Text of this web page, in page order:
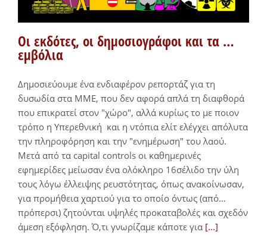
Οι εκδότες, οι δημοσιογράφοι και τα …
εμβόλια
Δημοσιεύουμε ένα ενδιαφέρον ρεπορτάζ για τη
δυσωδία στα ΜΜΕ, που δεν αφορά απλά τη διαφθορά
που επικρατεί στον "χώρο", αλλά κυρίως το με ποιον
τρόπο η Υπερεθνική και η ντόπια ελίτ ελέγχει απόλυτα
την πληροφόρηση και την "ενημέρωση" του λαού.
Μετά από τα capital controls οι καθημερινές
εφημερίδες μείωσαν ένα ολόκληρο 16σέλιδο την ύλη
τους λόγω έλλειψης ρευστότητας, όπως ανακοίνωσαν,
για προμήθεια χαρτιού για το οποίο όντως (από…
πρόπερσι) ζητούνται υψηλές προκαταβολές και σχεδόν
άμεση εξόφληση. Ό,τι γνωρίζαμε κάποτε για [...]